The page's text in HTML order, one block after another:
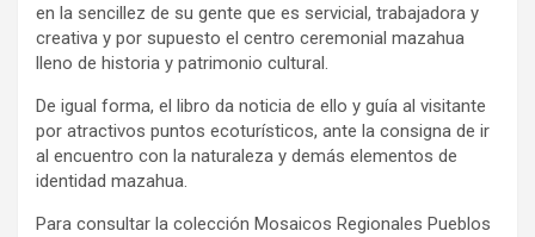
en la sencillez de su gente que es servicial, trabajadora y
creativa y por supuesto el centro ceremonial mazahua
lleno de historia y patrimonio cultural.
De igual forma, el libro da noticia de ello y guía al visitante
por atractivos puntos ecoturísticos, ante la consigna de ir
al encuentro con la naturaleza y demás elementos de
identidad mazahua.
Para consultar la colección Mosaicos Regionales Pueblos